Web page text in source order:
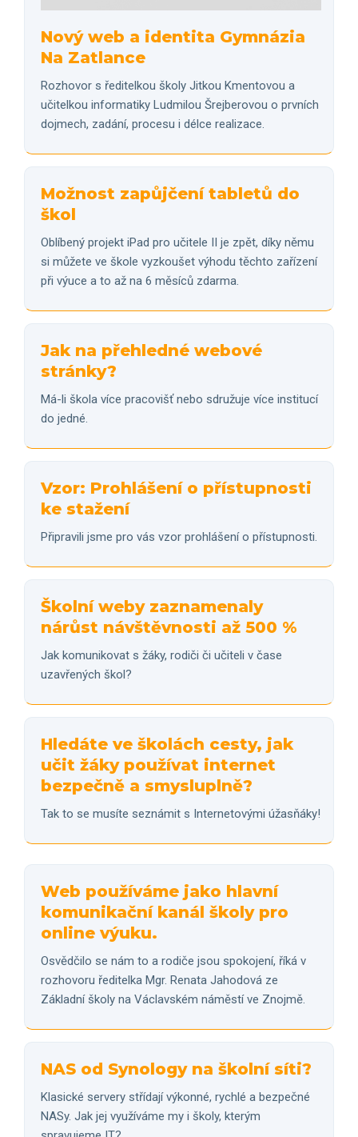
Nový web a identita Gymnázia
Na Zatlance
Rozhovor s ředitelkou školy Jitkou Kmentovou a
učitelkou informatiky Ludmilou Šrejberovou o prvních
dojmech, zadání, procesu i délce realizace.
Možnost zapůjčení tabletů do
škol
Oblíbený projekt iPad pro učitele II je zpět, díky němu
si můžete ve škole vyzkoušet výhodu těchto zařízení
při výuce a to až na 6 měsíců zdarma.
Jak na přehledné webové
stránky?
Má-li škola více pracovišť nebo sdružuje více institucí
do jedné.
Vzor: Prohlášení o přístupnosti
ke stažení
Připravili jsme pro vás vzor prohlášení o přístupnosti.
Školní weby zaznamenaly
nárůst návštěvnosti až 500 %
Jak komunikovat s žáky, rodiči či učiteli v čase
uzavřených škol?
Hledáte ve školách cesty, jak
učit žáky používat internet
bezpečně a smysluplně?
Tak to se musíte seznámit s Internetovými úžasňáky!
Web používáme jako hlavní
komunikační kanál školy pro
online výuku.
Osvědčilo se nám to a rodiče jsou spokojení, říká v
rozhovoru ředitelka Mgr. Renata Jahodová ze
Základní školy na Václavském náměstí ve Znojmě.
NAS od Synology na školní síti?
Klasické servery střídají výkonné, rychlé a bezpečné
NASy. Jak jej využíváme my i školy, kterým